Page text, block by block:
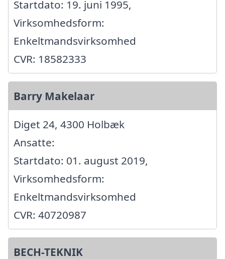
Startdato: 19. juni 1995,
Virksomhedsform:
Enkeltmandsvirksomhed
CVR: 18582333
Barry Makelaar
Diget 24, 4300 Holbæk
Ansatte:
Startdato: 01. august 2019,
Virksomhedsform:
Enkeltmandsvirksomhed
CVR: 40720987
BECH-TEKNIK